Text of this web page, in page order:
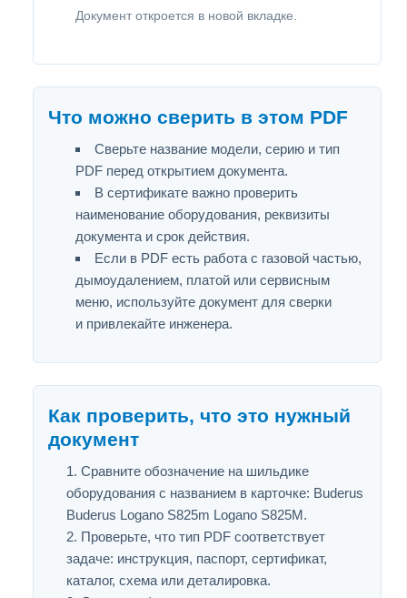
Документ откроется в новой вкладке.
Что можно сверить в этом PDF
Сверьте название модели, серию и тип
PDF перед открытием документа.
В сертификате важно проверить
наименование оборудования, реквизиты
документа и срок действия.
Если в PDF есть работа с газовой частью,
дымоудалением, платой или сервисным
меню, используйте документ для сверки
и привлекайте инженера.
Как проверить, что это нужный
документ
Сравните обозначение на шильдике
оборудования с названием в карточке: Buderus
Buderus Logano S825m Logano S825M.
Проверьте, что тип PDF соответствует
задаче: инструкция, паспорт, сертификат,
каталог, схема или деталировка.